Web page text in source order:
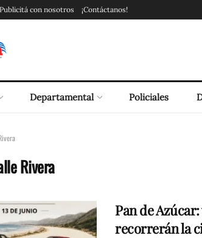
Publicitá con nosotros ¡Contáctanos!
Departamental Policiales
Rivera
Pan de
recorrerán la